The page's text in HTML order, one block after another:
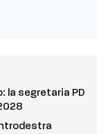
la segretaria PD